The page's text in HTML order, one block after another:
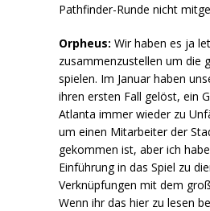
Pathfinder-Runde nicht
Orpheus: Wir haben es ja
zusammenzustellen um die
spielen. Im Januar haben
ihren ersten Fall gelöst, ein
Atlanta immer wieder zu
um einen Mitarbeiter der
gekommen ist, aber ich
Einführung in das Spiel zu
Verknüpfungen mit dem
Wenn ihr das hier zu lesen